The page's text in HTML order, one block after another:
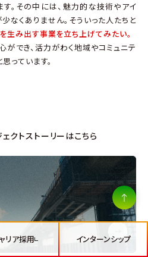
。その中には、魅力的な技術やアイ
なくありません。そういった人たちと
生み出す事業を立ち上げてみたい。
ができ、活力がわく地域やコミュニテ
っています。
クトストーリーはこちら
MY PAGE
MY PAGE
リア採用
ムナイ採用
リア採用
インターンシップ